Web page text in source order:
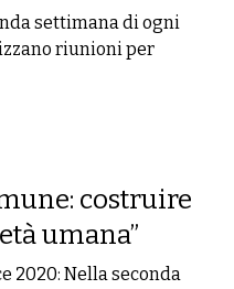
settimana di ogni
riunioni per
costruire
umana”
2020: Nella seconda